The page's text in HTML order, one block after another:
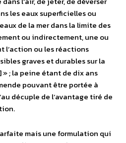
les eaux superficielles ou
de la mer dans la limite des
ou indirectement, une ou
l’action ou les réactions
graves et durables sur la
» ; la peine étant de dix ans
pouvant être portée à
décuple de l’avantage tiré de
mais une formulation qui